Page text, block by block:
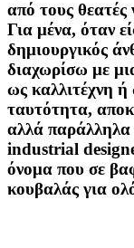
από τους
Για μένα, όταν
δημιουργικός
διαχωρίσω με
ως καλλιτέχνη ή
ταυτότητα,
αλλά
industrial
όνομα που σε
κουβαλάς για